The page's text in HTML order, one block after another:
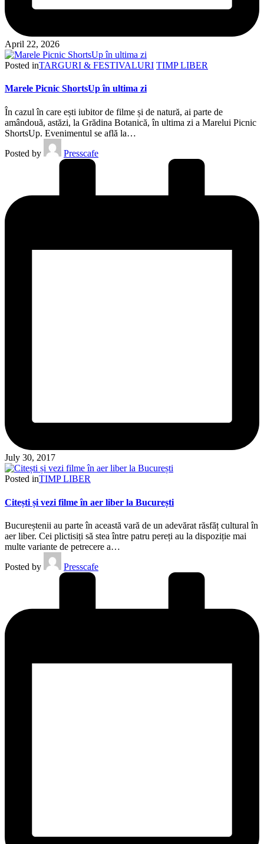
April 22, 2026
Posted inTARGURI & FESTIVALURI TIMP LIBER
Marele Picnic ShortsUp în ultima zi
În cazul în care ești iubitor de filme și de natură, ai parte de
amândouă, astăzi, la Grădina Botanică, în ultima zi a Marelui Picnic
ShortsUp. Evenimentul se află la…
Posted by
Presscafe
July 30, 2017
Posted inTIMP LIBER
Citești și vezi filme în aer liber la București
Bucureștenii au parte în această vară de un adevărat răsfăț cultural în
aer liber. Cei plictisiți să stea între patru pereți au la dispoziție mai
multe variante de petrecere a…
Posted by
Presscafe